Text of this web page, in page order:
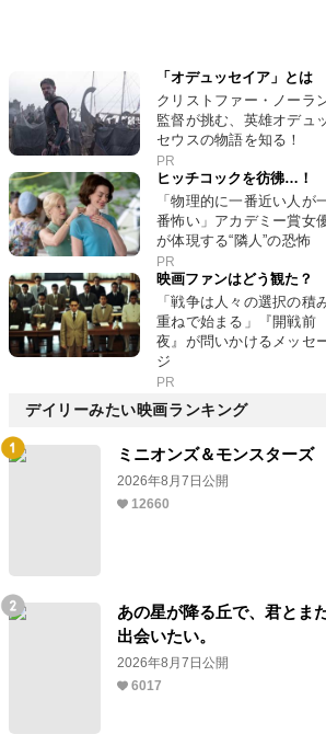
「オデュッセイア」とは
クリストファー・ノーラ
監督が挑む、英雄オデュ
セウスの物語を知る！
PR
ヒッチコックを彷彿…！
「物理的に一番近い人が
番怖い」アカデミー賞女
が体現する“隣人”の恐怖
PR
映画ファンはどう観た？
「戦争は人々の選択の積
重ねで始まる」『開戦前
夜』が問いかけるメッセ
ジ
PR
デイリーみたい映画ランキング
ミニオンズ＆モンスターズ
2026年8月7日公開
12660
あの星が降る丘で、君とま
出会いたい。
2026年8月7日公開
6017